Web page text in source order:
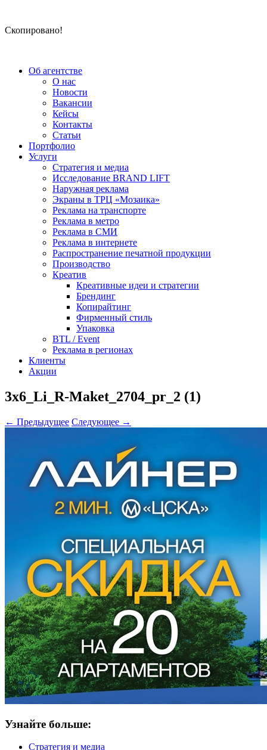
Скопировано!
Об агентстве
О нас
Новости
Вакансии
Кейсы
Контакты
Статьи
Портфолио
Услуги
Стратегия и медиа
Исследование BRAND LIFT
Наружная реклама
Экраны в ТРЦ «Мозаика»
Реклама на транспорте
Реклама в метро
Реклама в СМИ
Реклама в интернете
Распространение печатной продукции
Производство
Креатив
Креативные идеи и стратегии
Брендинг
Копирайтинг
Фирменный стиль
Упаковка
BTL / Event
Реклама в регионах
Клиенты
Акции
3x6_Li_R-Maket_2704_pr_2 (1)
← Предыдущее Следующее →
Узнайте больше:
Стратегия и медиа